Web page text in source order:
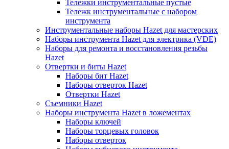
Тележки инструментальные пустые
Тележк инструментальные с набором
инструмента
Инструментальные наборы Hazet для мастерских
Наборы инструмента Hazet для электрика (VDE)
Наборы для ремонта и восстановления резьбы
Hazet
Отвертки и биты Hazet
Наборы бит Hazet
Наборы отверток Hazet
Отвертки Hazet
Съемники Hazet
Наборы инструмента Hazet в ложементах
Наборы ключей
Наборы торцевых головок
Наборы отверток